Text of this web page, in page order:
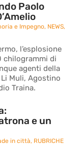
Paolo
e Impegno, NEWS,
l’esplosione
chilogrammi di
agenti della
Muli, Agostino
Traina.
e un
in città, RUBRICHE